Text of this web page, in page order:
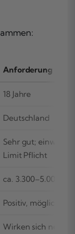
Anforderung für
18 Jahre
Deutschland
Sehr gut;
Limit Pflicht
ca. 3.300–5.000 €/
Positiv, möglichst
Wirken sich